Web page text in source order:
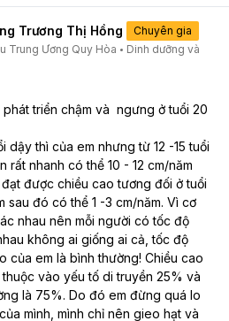
cao
mỗi
Trương Thị Hồng
Chuyên gia
Trung Ương Quy Hòa
Dinh dưỡng và
triển chậm và  ngưng ở tuổi 20
dậy thì của em nhưng từ 12 -15 tuổi
rất nhanh có thể 10 - 12 cm/năm
được chiều cao tương đối ở tuổi
sau đó có thể 1 -3 cm/năm. Vì cơ
nhau nên mỗi người có tốc độ
không ai giống ai cả, tốc độ
của em là bình thường! Chiều cao
vào yếu tố di truyền 25% và
là 75%. Do đó em đừng quá lo
mình, mình chỉ nên gieo hạt và